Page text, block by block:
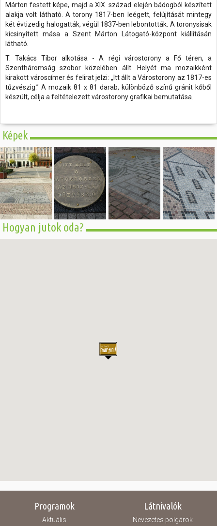
Márton festett képe, majd a XIX. század elején bádogból készített
alakja volt látható. A torony 1817-ben leégett, felújítását mintegy
két évtizedig halogatták, végül 1837-ben lebontották. A toronysisak
kicsinyített mása a Szent Márton Látogató-központ kiállításán
látható.
T. Takács Tibor alkotása - A régi várostorony a Fő téren, a
Szentháromság szobor közelében állt. Helyét ma mozaikként
kirakott városcímer és felirat jelzi: „Itt állt a Várostorony az 1817-es
tűzvészig.” A mozaik 81 x 81 darab, különböző színű gránit kőből
készült, célja a feltételezett várostorony grafikai bemutatása.
Képek
Hogyan jutok oda?
Programok
Aktuális
Látnivalók
Nevezetes polgárok